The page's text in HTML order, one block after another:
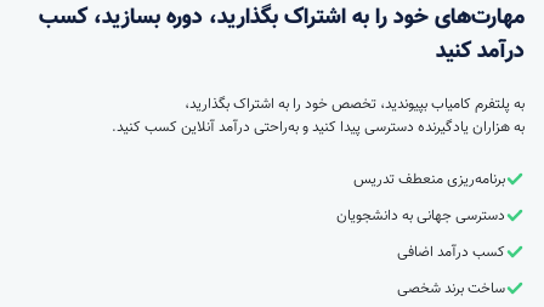
مهارت‌های خود را به اشتراک بگذارید، دوره بسازید، کسب
درآمد کنید
به پلتفرم کامیاب بپیوندید، تخصص خود را به اشتراک بگذارید،
به هزاران یادگیرنده دسترسی پیدا کنید و به‌راحتی درآمد آنلاین کسب کنید.
برنامه‌ریزی منعطف تدریس
دسترسی جهانی به دانشجویان
کسب درآمد اضافی
ساخت برند شخصی